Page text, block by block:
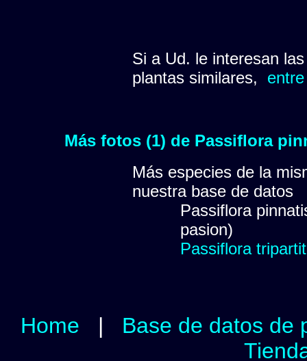
Si a Ud. le interesan
plantas similares,
Más fotos (1) de Passiflora
Más especies de la
nuestra base de datos
Passiflora
pasion)
Passiflora
Home | Base de datos de